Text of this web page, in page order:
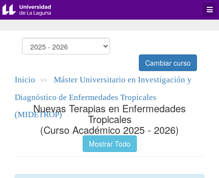
Cambiar curso
Inicio >>
Máster Universitario en Investigación y
Diagnóstico de Enfermedades Tropicales
(MIDETROP)
Nuevas Terapias en Enfermedades
Tropicales
(Curso Académico 2025 - 2026)
Mostrar Todo